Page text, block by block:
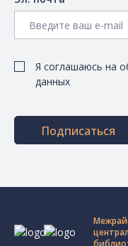
Я соглашаюсь на
данных
Подписаться